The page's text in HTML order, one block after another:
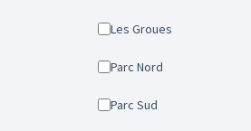
Les Groues
Parc Nord
Parc Sud